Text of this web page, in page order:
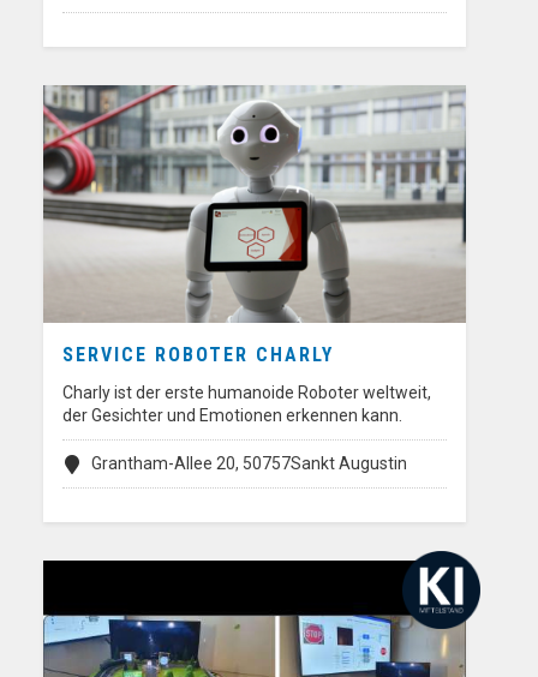
SERVICE ROBOTER CHARLY
Charly ist der erste humanoide Roboter weltweit,
der Gesichter und Emotionen erkennen kann.
Grantham-Allee 20, 50757Sankt Augustin